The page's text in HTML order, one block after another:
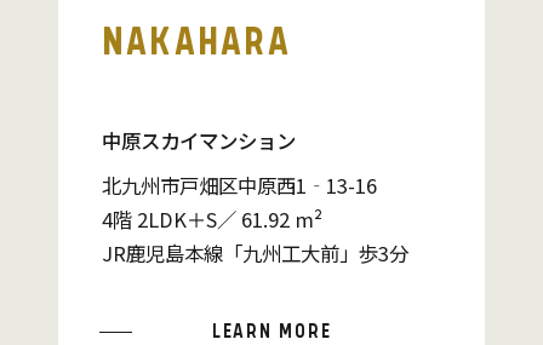
NAKAHARA
中原スカイマンション
北九州市戸畑区中原西1‐13-16
4階 2LDK＋S／ 61.92 m²
JR鹿児島本線「九州工大前」歩3分
LEARN MORE